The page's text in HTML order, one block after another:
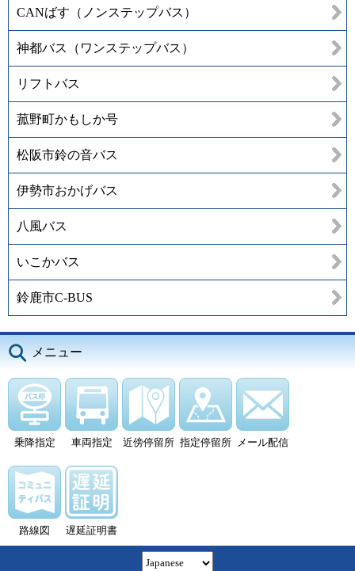
CANばす（ノンステップバス）
神都バス（ワンステップバス）
リフトバス
菰野町かもしか号
松阪市鈴の音バス
伊勢市おかげバス
八風バス
いこかバス
鈴鹿市C-BUS
メニュー
乗降指定 車両指定 近傍停留所 指定停留所 メール配信
路線図 遅延証明書